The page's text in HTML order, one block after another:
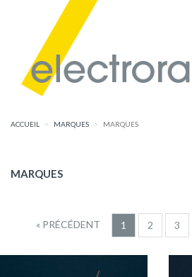
ACCUEIL MARQUES MARQUES
MARQUES
« PRÉCÉDENT 1 2 3